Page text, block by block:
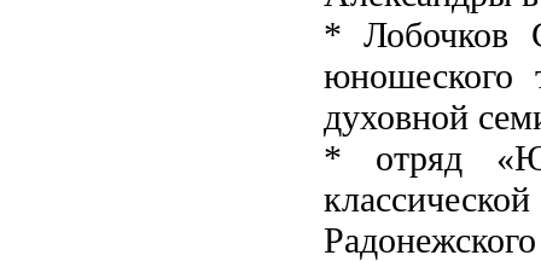
* Лобочков
юношеского
духовной
* отряд